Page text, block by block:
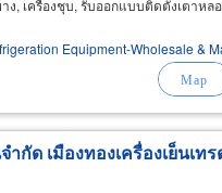
ง, เครื่องชุบ, รับออกแบบติดตั้งเตาหล
Equipment-Wholesale &
กัด เมืองทองเครื่องเย็นเทร